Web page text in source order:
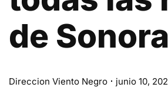
de Sonora
Direccion Viento Negro junio 10,